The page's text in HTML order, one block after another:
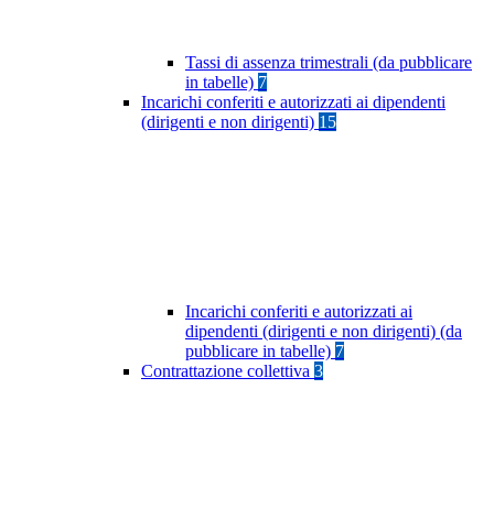
Tassi di assenza trimestrali (da pubblicare
in tabelle) 7
Incarichi conferiti e autorizzati ai dipendenti
(dirigenti e non dirigenti) 15
Incarichi conferiti e autorizzati ai
dipendenti (dirigenti e non dirigenti) (da
pubblicare in tabelle) 7
Contrattazione collettiva 3